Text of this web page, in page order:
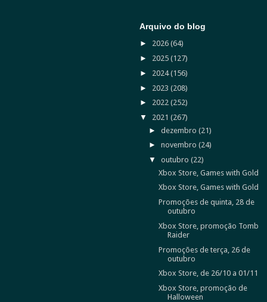
Arquivo do blog
► 2026 (64)
► 2025 (127)
► 2024(156)
► 2023 (208)
► 2022 (252)
▼ 2021 (267)
►dezembro(21)
►novembro(24)
▼outubro(22)
Xbox Store, Games with Gold
Xbox Store, Games with Gold
Promoções de quinta, 28 de
outubro
Xbox Store, promoção Tomb
Raider
Promoções de terça, 26 de
outubro
Xbox Store, de 26/10 a 01/11
Xbox Store, promoção de
Halloween